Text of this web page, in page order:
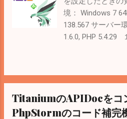
っかりすれば、こ
くらVPSで複数台
にして、MySQL
NoSQL＋SQL、
MariaDB Galera
インターネット研
Galera Cluster 活
境： Windows 7
138.567 サーバー
1.6.0, PHP 5.4.29
Phalcon 1.3.0
シャブル {{
ダウンロード 適当
（
TitaniumのAPIDocをコ
PhpStormのコード補完